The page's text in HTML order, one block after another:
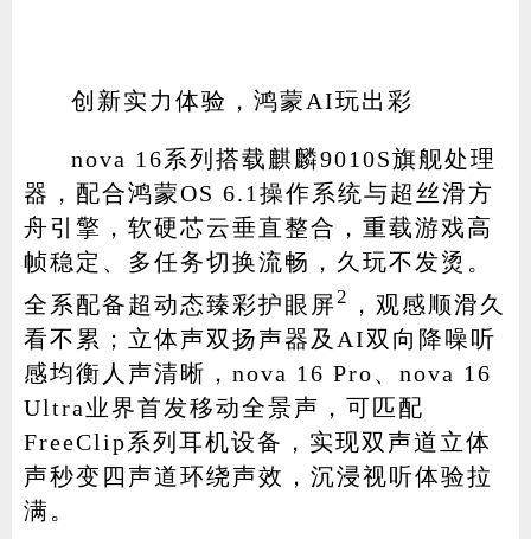
创新实力体验，鸿蒙AI玩出彩
nova 16系列搭载麒麟9010S旗舰处理
器，配合鸿蒙OS 6.1操作系统与超丝滑方
舟引擎，软硬芯云垂直整合，重载游戏高
帧稳定、多任务切换流畅，久玩不发烫。
全系配备超动态臻彩护眼屏2
，观感顺滑久
看不累；立体声双扬声器及AI双向降噪听
感均衡人声清晰，nova 16 Pro、nova 16
Ultra业界首发移动全景声，可匹配
FreeClip系列耳机设备，实现双声道立体
声秒变四声道环绕声效，沉浸视听体验拉
满。